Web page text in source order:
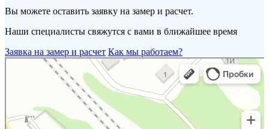
Вы можете оставить заявку на замер и расчет.
Наши специалисты свяжутся с вами в ближайшее время
Заявка на замер и расчет Как мы работаем?
Кровля и кровельные материалы в Новороссийске
Фасады и фасадные системы в Новороссийске